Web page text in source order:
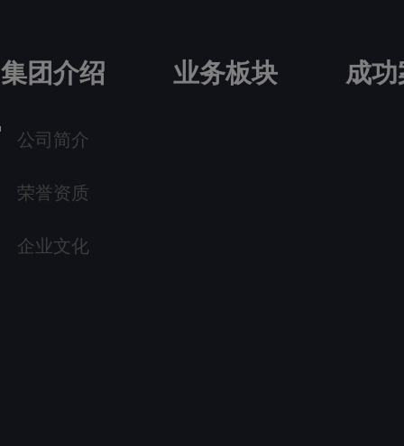
集团介绍
公司简介
荣誉资质
企业文化
业务板块 成